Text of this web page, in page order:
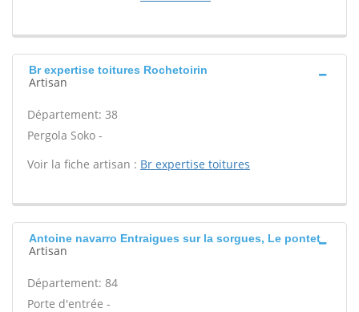
Br expertise toitures Rochetoirin
Artisan
Département: 38
Pergola Soko -
Voir la fiche artisan : Br expertise toitures
Antoine navarro Entraigues sur la sorgues, Le pontet
Artisan
Département: 84
Porte d'entrée -